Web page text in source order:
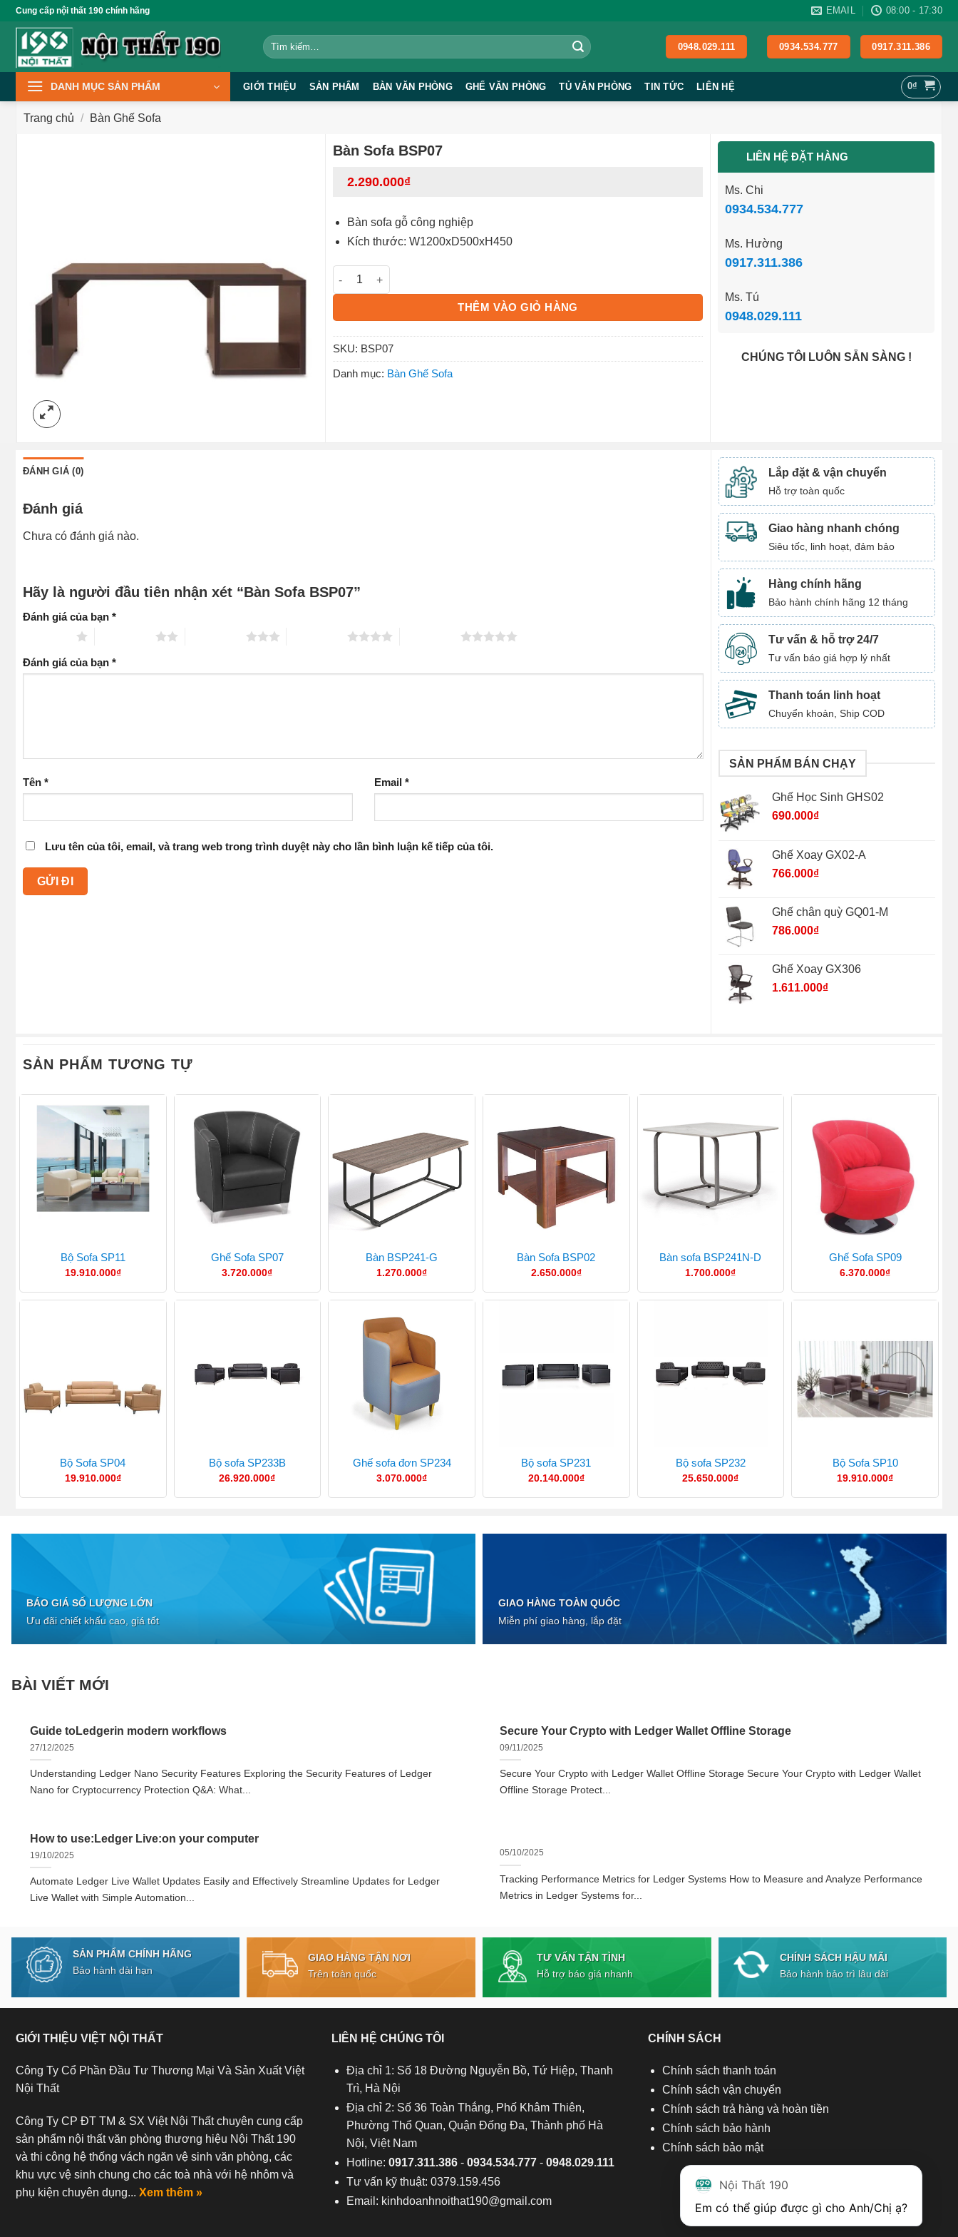
qua
dung
Cung cấp nội thất 190 chính hãng EMAIL 08:00 - 17:30
Tìm
kiếm:
0948.029.111 0934.534.777 0917.311.386
DANH MỤC SẢN PHẨM GIỚI THIỆU SẢN PHẨM BÀN VĂN PHÒNG GHẾ VĂN PHÒNG TỦ VĂN PHÒNG TIN TỨC LIÊN HỆ 0₫
Trang chủ / Bàn Ghế Sofa
Bàn Sofa BSP07
2.290.000₫
Bàn sofa gỗ công nghiệp
Kích thước: W1200xD500xH450
Bàn Sofa BSP07 số lượng
THÊM VÀO GIỎ HÀNG
SKU: BSP07
Danh mục: Bàn Ghế Sofa
LIÊN HỆ ĐẶT HÀNG
Ms. Chi
0934.534.777
Ms. Hường
0917.311.386
Ms. Tú
0948.029.111
CHÚNG TÔI LUÔN SẴN SÀNG !
ĐÁNH GIÁ (0)
Đánh giá
Chưa có đánh giá nào.
Hãy là người đầu tiên nhận xét “Bàn Sofa BSP07”
Đánh giá của bạn *
Đánh giá của bạn *
Tên * Email *
Lưu tên của tôi, email, và trang web trong trình duyệt này cho lần bình luận kế tiếp của tôi.
Lắp đặt & vận chuyển
Hỗ trợ toàn quốc
Giao hàng nhanh chóng
Siêu tốc, linh hoạt, đảm bảo
Hàng chính hãng
Bảo hành chính hãng 12 tháng
Tư vấn & hỗ trợ 24/7
Tư vấn báo giá hợp lý nhất
Thanh toán linh hoạt
Chuyển khoản, Ship COD
SẢN PHẨM BÁN CHẠY
Ghế Học Sinh GHS02
690.000₫
Ghế Xoay GX02-A
766.000₫
Ghế chân quỳ GQ01-M
786.000₫
Ghế Xoay GX306
1.611.000₫
SẢN PHẨM TƯƠNG TỰ
Bộ Sofa SP11
19.910.000₫
Ghế Sofa SP07
3.720.000₫
Bàn BSP241-G
1.270.000₫
Bàn Sofa BSP02
2.650.000₫
Bàn sofa BSP241N-D
1.700.000₫
Ghế Sofa SP09
6.370.000₫
Bộ Sofa SP04
19.910.000₫
Bộ sofa SP233B
26.920.000₫
Ghế sofa đơn SP234
3.070.000₫
Bộ sofa SP231
20.140.000₫
Bộ sofa SP232
25.650.000₫
Bộ Sofa SP10
19.910.000₫
BÁO GIÁ SỐ LƯỢNG LỚN
Ưu đãi chiết khấu cao, giá tốt
GIAO HÀNG TOÀN QUỐC
Miễn phí giao hàng, lắp đặt
BÀI VIẾT MỚI
Guide toLedgerin modern workflows
27/12/2025
Understanding Ledger Nano Security Features Exploring the Security Features of Ledger
Nano for Cryptocurrency Protection Q&A: What...
Secure Your Crypto with Ledger Wallet Offline Storage
09/11/2025
Secure Your Crypto with Ledger Wallet Offline Storage Secure Your Crypto with Ledger Wallet
Offline Storage Protect...
How to use:Ledger Live:on your computer
19/10/2025
Automate Ledger Live Wallet Updates Easily and Effectively Streamline Updates for Ledger
Live Wallet with Simple Automation...
05/10/2025
Tracking Performance Metrics for Ledger Systems How to Measure and Analyze Performance
Metrics in Ledger Systems for...
SẢN PHẨM CHÍNH HÃNG
Bảo hành dài hạn
GIAO HÀNG TẬN NƠI
Trên toàn quốc
TƯ VẤN TẬN TÌNH
Hỗ trợ báo giá nhanh
CHÍNH SÁCH HẬU MÃI
Bảo hành bảo trì lâu dài
GIỚI THIỆU VIỆT NỘI THẤT
Công Ty Cổ Phần Đầu Tư Thương Mại Và Sản Xuất Việt
Nội Thất
Công Ty CP ĐT TM & SX Việt Nội Thất chuyên cung cấp
sản phẩm nội thất văn phòng thương hiệu Nội Thất 190
và thi công hệ thống vách ngăn vệ sinh văn phòng, các
khu vực vệ sinh chung cho các toà nhà với hệ nhôm và
phụ kiện chuyên dụng... Xem thêm »
LIÊN HỆ CHÚNG TÔI
Địa chỉ 1: Số 18 Đường Nguyễn Bồ, Tứ Hiệp, Thanh
Trì, Hà Nội
Địa chỉ 2: Số 36 Toàn Thắng, Phố Khâm Thiên,
Phường Thổ Quan, Quận Đống Đa, Thành phố Hà
Nội, Việt Nam
Hotline:0917.311.386 -0934.534.777 -0948.029.111
Tư vấn kỹ thuật: 0379.159.456
Email: kinhdoanhnoithat190@gmail.com
CHÍNH SÁCH
Chính sách thanh toán
Chính sách vận chuyển
Chính sách trả hàng và hoàn tiền
Chính sách bảo hành
Chính sách bảo mật
Nội Thất 190